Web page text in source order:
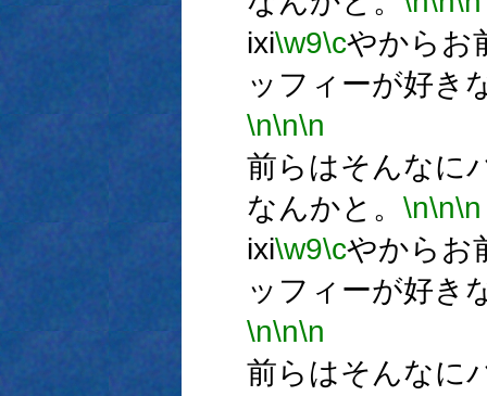
ixi\w9\cやからお
ッフィーが好き
\n\n\n
前らはそんなに
なんかと。 \n\n\n
ixi\w9\cやからお
ッフィーが好き
\n\n\n
前らはそんなに